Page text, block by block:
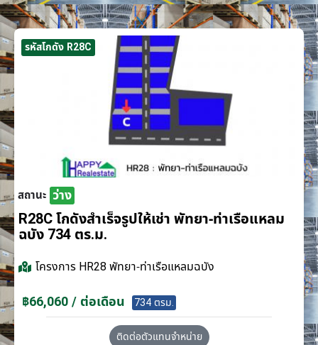
รหัสโกดัง R28C
สถานะ ว่าง
R28C โกดังสำเร็จรูปให้เช่า พัทยา-ท่าเรือแหลม
ฉบัง 734 ตร.ม.
โครงการ HR28 พัทยา-ท่าเรือแหลมฉบัง
฿66,060 / ต่อเดือน 734 ตรม.
ติดต่อตัวแทนจำหน่าย